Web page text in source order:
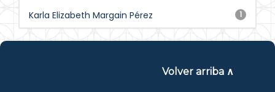
1
Karla Elizabeth Margain Pérez
Volver arriba ∧